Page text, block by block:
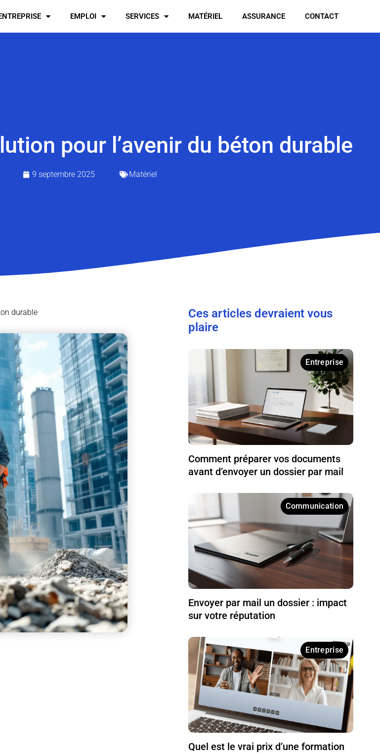
EMPLOI SERVICES MATÉRIEL ASSURANCE CONTACT
pour l’avenir du béton durable
9 septembre 2025 Matériel
durable
Ces articles devraient vous
plaire
Entreprise
Comment préparer vos documents
avant d’envoyer un dossier par mail
Communication
Envoyer par mail un dossier : impact
sur votre réputation
Entreprise
Quel est le vrai prix d’une formation